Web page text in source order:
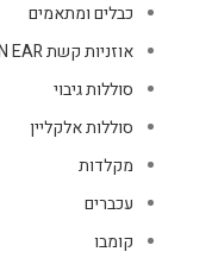
כבלים ומתאמים
אוזניות קשת ON EAR
סוללות גיבוי
סוללות אלקליין
מקלדות
עכברים
קומבו